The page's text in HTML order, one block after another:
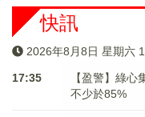
快訊
2026年8月8日 星期六
17:35
【盈警】綠
不少於85%